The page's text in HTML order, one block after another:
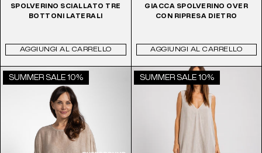
SPOLVERINO SCIALLATO TRE
BOTTONI LATERALI
AGGIUNGI AL CARRELLO
GIACCA SPOLVERINO OVER
CON RIPRESA DIETRO
AGGIUNGI AL CARRELLO
SUMMER SALE 10% SUMMER SALE 10%